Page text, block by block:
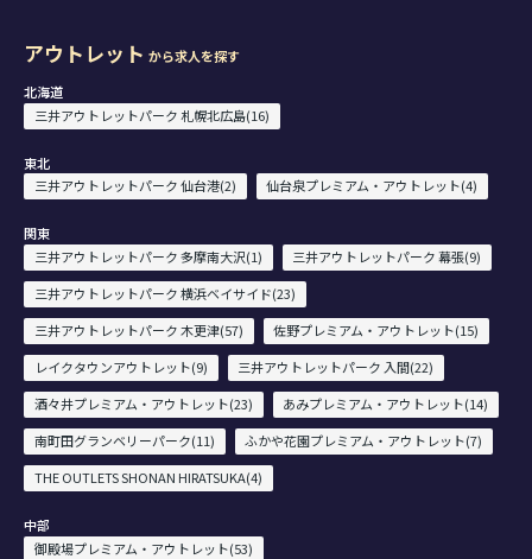
アウトレット から求人を探す
北海道
三井アウトレットパーク 札幌北広島(16)
東北
三井アウトレットパーク 仙台港(2)
仙台泉プレミアム・アウトレット(4)
関東
三井アウトレットパーク 多摩南大沢(1)
三井アウトレットパーク 幕張(9)
三井アウトレットパーク 横浜ベイサイド(23)
三井アウトレットパーク 木更津(57)
佐野プレミアム・アウトレット(15)
レイクタウンアウトレット(9)
三井アウトレットパーク 入間(22)
酒々井プレミアム・アウトレット(23)
あみプレミアム・アウトレット(14)
南町田グランベリーパーク(11)
ふかや花園プレミアム・アウトレット(7)
THE OUTLETS SHONAN HIRATSUKA(4)
中部
御殿場プレミアム・アウトレット(53)